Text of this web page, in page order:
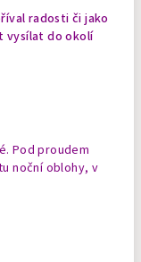
radosti či jako
vysílat do okolí
Pod proudem
noční oblohy, v